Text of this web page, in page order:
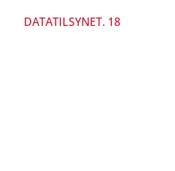
DATATILSYNET. 18